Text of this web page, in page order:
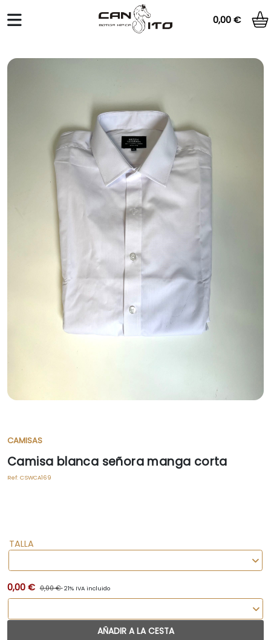
0,00 €
CAMISAS
Camisa blanca señora manga corta
Ref: CSWCA169
TALLA
0,00 € 0,00 € 21% IVA incluido
AÑADIR A LA CESTA